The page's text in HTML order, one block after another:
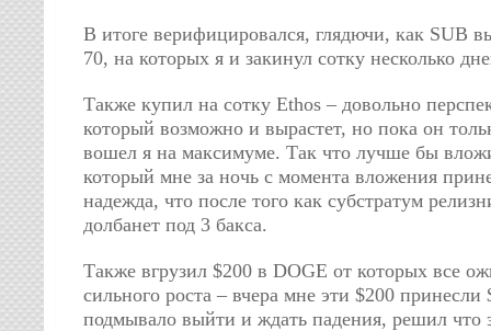
В итоге верифицировался, глядючи, как SUB
70, на которых я и закинул сотку несколько
Также купил на сотку Ethos – довольно
который возможно и вырастет, но пока он
вошел я на максимуме. Так что лучше бы
который мне за ночь с момента вложения
надежда, что после того как субстратум
долбанет под 3 бакса.
Также вгрузил $200 в DOGE от которых все
сильного роста – вчера мне эти $200 принесли
подмывало выйти и ждать падения, решил что